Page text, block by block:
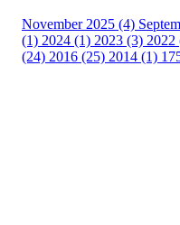
November 2025 (4)
(1) 2024 (1) 2023 (3) 2022
(24) 2016 (25) 2014 (1)